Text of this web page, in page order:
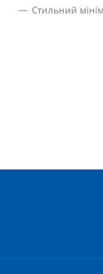
Стильний